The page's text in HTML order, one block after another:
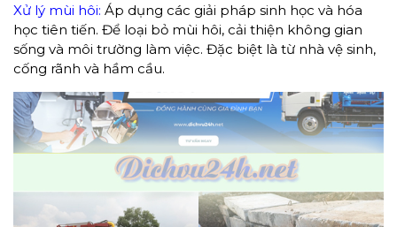
Xử lý mùi hôi: Áp dụng các giải pháp sinh học và hóa
học tiên tiến. Để loại bỏ mùi hôi, cải thiện không gian
sống và môi trường làm việc. Đặc biệt là từ nhà vệ sinh,
cống rãnh và hầm cầu.